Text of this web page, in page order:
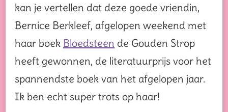
kan je vertellen dat deze goede vriendin,
Bernice Berkleef, afgelopen weekend met
haar boek Bloedsteen de Gouden Strop
heeft gewonnen, de literatuurprijs voor het
spannendste boek van het afgelopen jaar.
Ik ben echt super trots op haar!